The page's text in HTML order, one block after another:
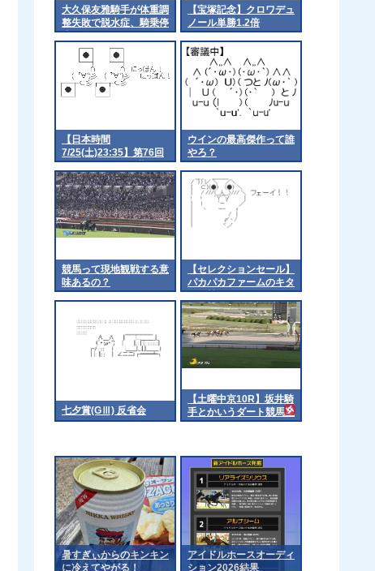
大久保友雅騎手が体重調
整失敗で脱水症、騎乗停
止処分
【宝塚記念】クロワデュ
ノール単勝1.2倍
【日本時間
7/25(土)23:35】第76回
キングジョージ6世&ク
イーンエリザベスステー
クス(G1) Part2
ウインの最高傑作って誰
やろ？
競馬って現地観戦する意
味あるの？
【セレクションセール】
パカパカファームのキタ
サン競られてる
七夕賞(GⅢ) 反省会
【土曜中京10R】坂井騎
手とかいうダート競馬星
人
暑すぎぃからのキンキン
に冷えてやがる！
アイドルホースオーディ
ション2026結果